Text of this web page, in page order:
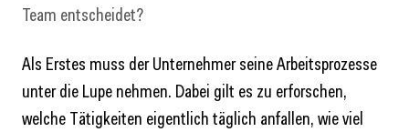
Team entscheidet?
Als Erstes muss der Unternehmer seine Arbeitsprozesse
unter die Lupe nehmen. Dabei gilt es zu erforschen,
welche Tätigkeiten eigentlich täglich anfallen, wie viel